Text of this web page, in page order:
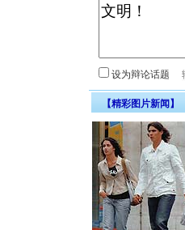
设为辩论话题
【精彩图片新闻】